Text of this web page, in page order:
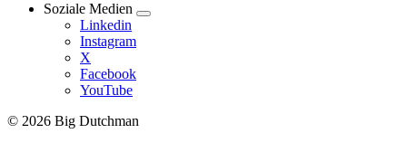
Soziale Medien
Linkedin
Instagram
X
Facebook
YouTube
© 2026 Big Dutchman